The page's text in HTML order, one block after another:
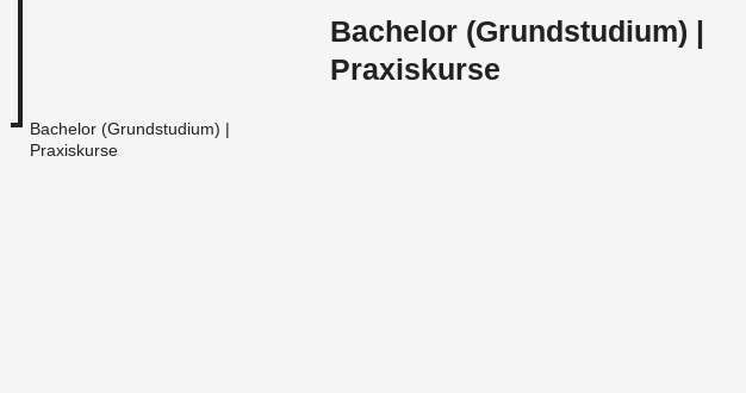
Bachelor (Grundstudium) |
Praxiskurse
Bachelor (Grundstudium) |
Praxiskurse